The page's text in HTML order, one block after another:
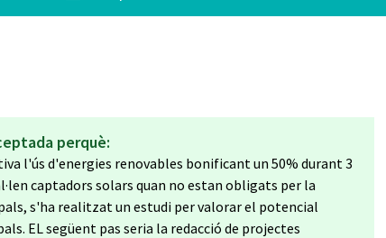
perquè:
l'ús d'energies renovables bonificant un 50% durant 3
captadors solars quan no estan obligats per la
s'ha realitzat un estudi per valorar el potencial
EL següent pas seria la redacció de projectes